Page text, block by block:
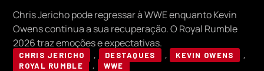
Chris Jericho pode regressar à WWE enquanto Kevin
Owens continua a sua recuperação. O Royal Rumble
2026 traz emoções e expectativas.
CHRIS JERICHO , DESTAQUES , KEVIN OWENS
,
ROYAL RUMBLE
, WWE